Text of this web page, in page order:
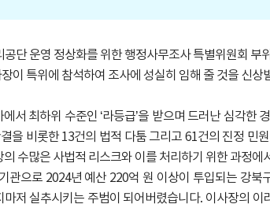
단 운영 정상화를 위한 행정사무조사 특별위원회 부
이 특위에 참석하여 조사에 성실히 임해 줄 것을 신
서 최하위 수준인 ‘라등급’을 받으며 드러난 심각한
을 비롯한 13건의 법적 다툼 그리고 61건의 진정 민
수많은 사법적 리스크와 이를 처리하기 위한 과정
으로 2024년 예산 220억 원 이상이 투입되는 강북
저 실추시키는 주범이 되어버렸습니다. 이사장의